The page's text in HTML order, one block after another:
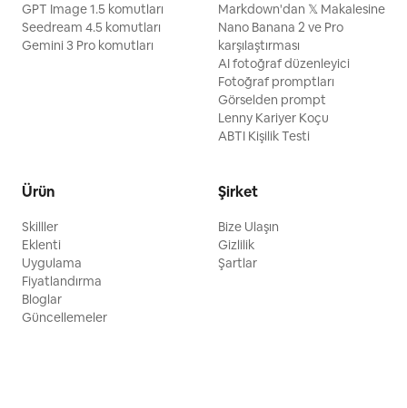
GPT Image 1.5 komutları
Seedream 4.5 komutları
Gemini 3 Pro komutları
Markdown'dan 𝕏 Makalesine
Nano Banana 2 ve Pro
karşılaştırması
AI fotoğraf düzenleyici
Fotoğraf promptları
Görselden prompt
Lenny Kariyer Koçu
ABTI Kişilik Testi
Ürün
Skilller
Eklenti
Uygulama
Fiyatlandırma
Bloglar
Güncellemeler
Şirket
Bize Ulaşın
Gizlilik
Şartlar